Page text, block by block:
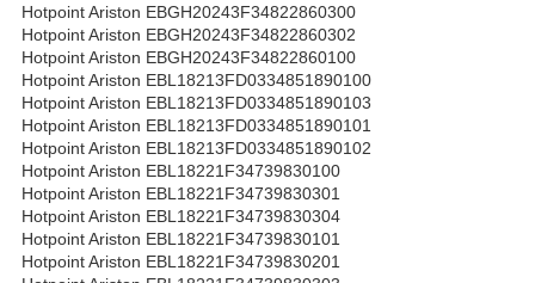
Hotpoint Ariston EBGH20243F34822860300
Hotpoint Ariston EBGH20243F34822860302
Hotpoint Ariston EBGH20243F34822860100
Hotpoint Ariston EBL18213FD0334851890100
Hotpoint Ariston EBL18213FD0334851890103
Hotpoint Ariston EBL18213FD0334851890101
Hotpoint Ariston EBL18213FD0334851890102
Hotpoint Ariston EBL18221F34739830100
Hotpoint Ariston EBL18221F34739830301
Hotpoint Ariston EBL18221F34739830304
Hotpoint Ariston EBL18221F34739830101
Hotpoint Ariston EBL18221F34739830201